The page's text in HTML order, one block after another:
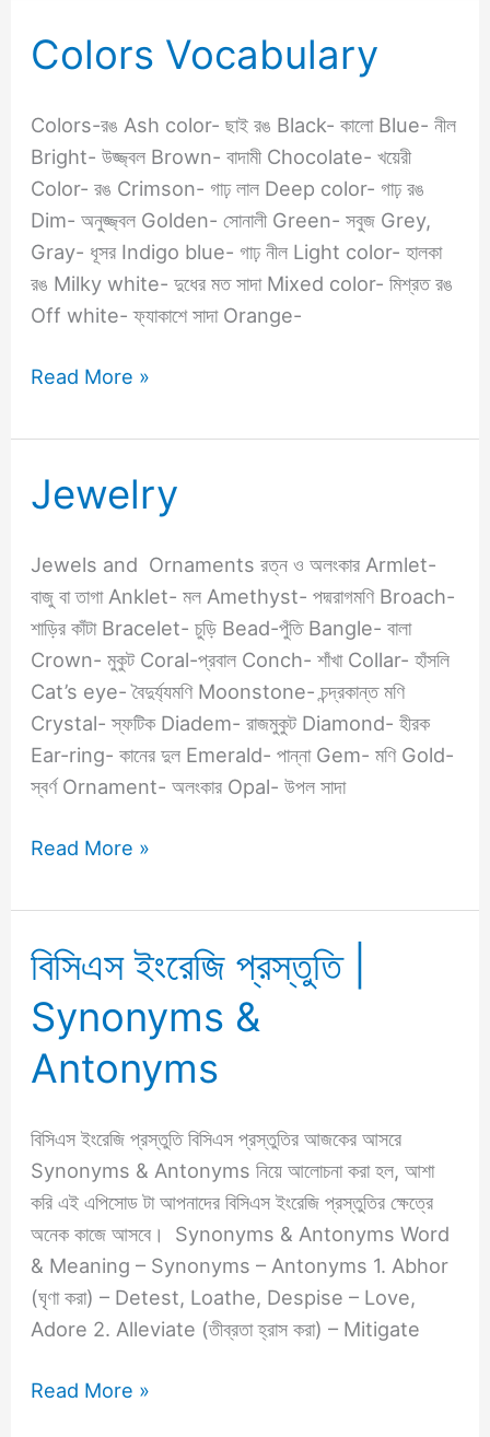
Colors Vocabulary
Colors-রঙ Ash color- ছাই রঙ Black- কালো Blue- নীল
Bright- উজ্জ্বল Brown- বাদামী Chocolate- খয়েরী
Color- রঙ Crimson- গাঢ় লাল Deep color- গাঢ় রঙ
Dim- অনুজ্জ্বল Golden- সোনালী Green- সবুজ Grey,
Gray- ধূসর Indigo blue- গাঢ় নীল Light color- হালকা
রঙ Milky white- দুধের মত সাদা Mixed color- মিশ্রত রঙ
Off white- ফ্যাকাশে সাদা Orange-
Colors
Vocabulary
Read More »
Jewelry
Jewels and Ornaments রত্ন ও অলংকার Armlet-
বাজু বা তাগা Anklet- মল Amethyst- পদ্মরাগমণি Broach-
শাড়ির কাঁটা Bracelet- চুড়ি Bead-পুঁতি Bangle- বালা
Crown- মুকুট Coral-প্রবাল Conch- শাঁখা Collar- হাঁসলি
Cat’s eye- বৈদুর্য্যমণি Moonstone- চন্দ্রকান্ত মণি
Crystal- স্ফটিক Diadem- রাজমুকুট Diamond- হীরক
Ear-ring- কানের দুল Emerald- পান্না Gem- মণি Gold-
স্বর্ণ Ornament- অলংকার Opal- উপল সাদা
Jewelry
Read More »
বিসিএস ইংরেজি প্রস্তুতি |
Synonyms &
Antonyms
বিসিএস ইংরেজি প্রস্তুতি বিসিএস প্রস্তুতির আজকের আসরে
Synonyms & Antonyms নিয়ে আলোচনা করা হল, আশা
করি এই এপিসোড টা আপনাদের বিসিএস ইংরেজি প্রস্তুতির ক্ষেত্রে
অনেক কাজে আসবে। Synonyms & Antonyms Word
& Meaning – Synonyms – Antonyms 1. Abhor
(ঘৃণা করা) – Detest, Loathe, Despise – Love,
Adore 2. Alleviate (তীব্রতা হ্রাস করা) – Mitigate
বিসিএস
ইংরেজি
প্রস্তুতি
Synonyms
Antonyms
Read More »